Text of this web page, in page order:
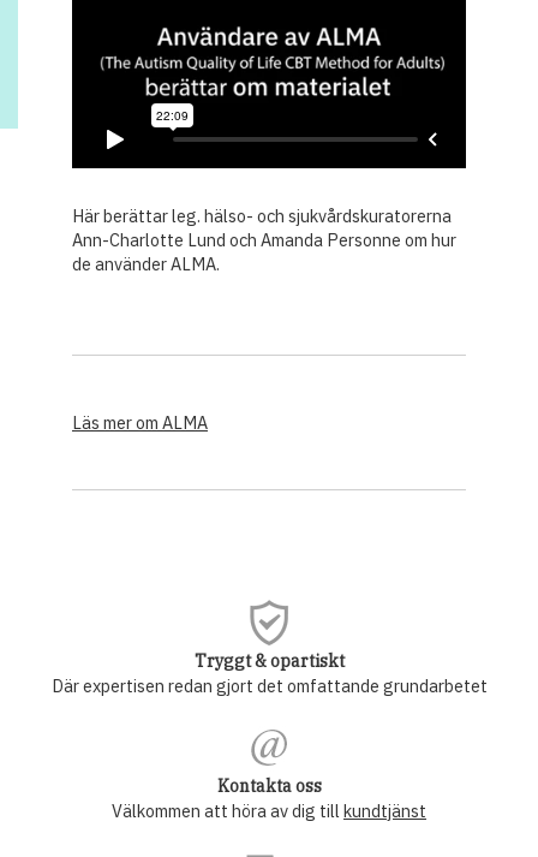
Här berättar leg. hälso- och sjukvårdskuratorerna
Ann-Charlotte Lund och Amanda Personne om hur
de använder ALMA.
Läs mer om ALMA
Tryggt & opartiskt
Där expertisen redan gjort det omfattande grundarbetet
Kontakta oss
Välkommen att höra av dig tillkundtjänst